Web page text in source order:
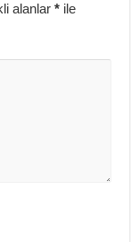
alanlar* ile